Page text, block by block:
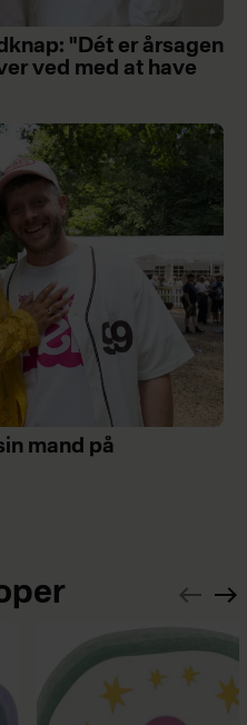
"Dét er årsagen
ved med at have
mand på